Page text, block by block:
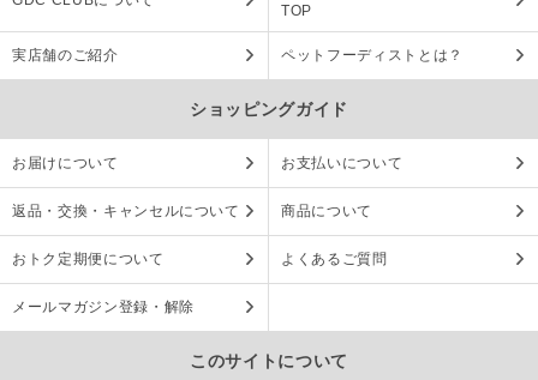
TOP
実店舗のご紹介 ペットフーディストとは？
ショッピングガイド
お届けについて お支払いについて
返品・交換・キャンセルについて 商品について
おトク定期便について よくあるご質問
メールマガジン登録・解除
このサイトについて